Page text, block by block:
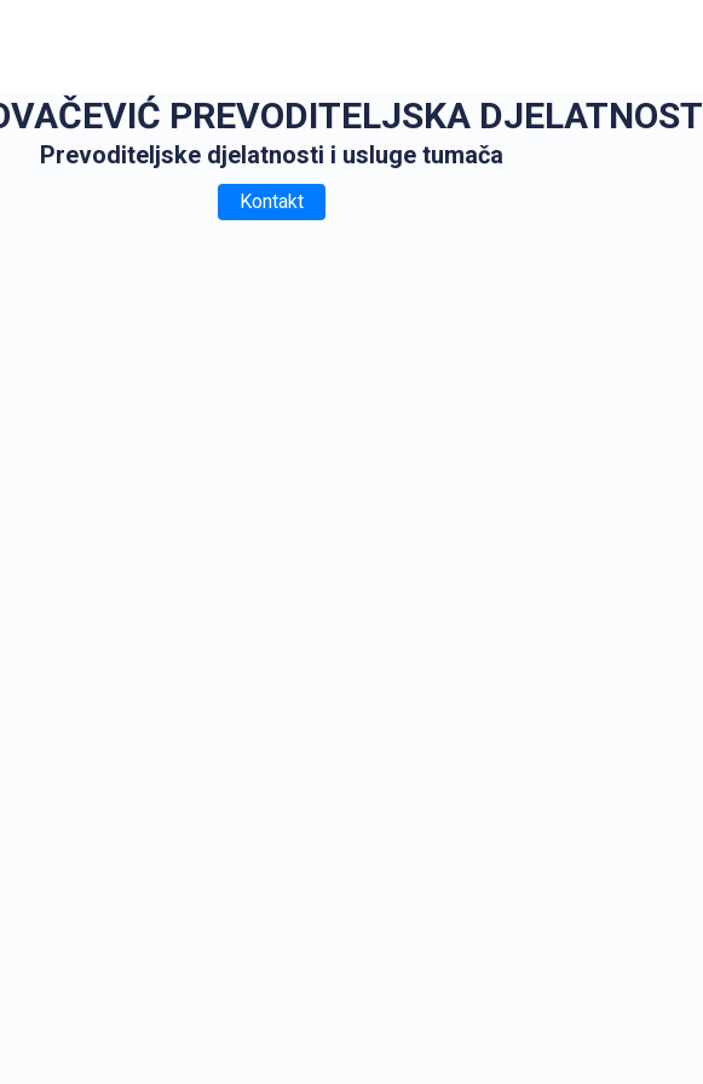
PREVODITELJSKA DJELATNOST
Prevoditeljske djelatnosti i usluge tumača
Kontakt